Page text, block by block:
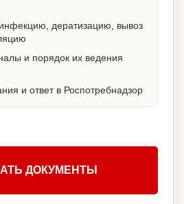
дератизацию, вывоз
и порядок их ведения
и ответ в Роспотребнадзор
ДОКУМЕНТЫ